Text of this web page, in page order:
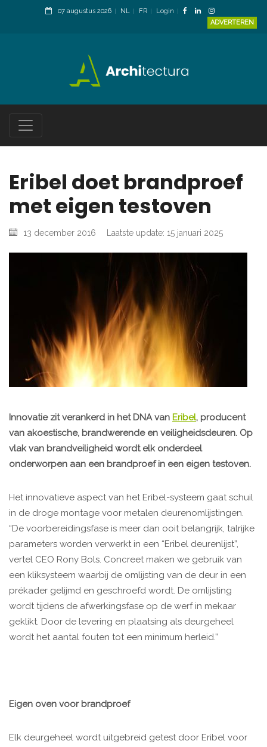
07 augustus 2026 NL FR
Login
ADVERTEREN
Eribel doet brandproef
met eigen testoven
13 december 2016 Laatste update: 15 januari 2025
Innovatie zit verankerd in het DNA van Eribel, producent
van akoestische, brandwerende en veiligheidsdeuren. Op
vlak van brandveiligheid wordt elk onderdeel
onderworpen aan een brandproef in een eigen testoven.
Het innovatieve aspect van het Eribel-systeem gaat schuil
in de droge montage voor metalen deurenomlijstingen.
“De voorbereidingsfase is meer dan ooit belangrijk, talrijke
parameters worden verwerkt in een “Eribel deurenlijst”,
vertel CEO Rony Bols. Concreet maken we gebruik van
een kliksysteem waarbij de omlijsting van de deur in een
prékader gelijmd en geschroefd wordt. De omlijsting
wordt tijdens de afwerkingsfase op de werf in mekaar
geklikt. Door de levering en plaatsing als deurgeheel
wordt het aantal fouten tot een minimum herleid.”
Eigen oven voor brandproef
Elk deurgeheel wordt uitgebreid getest door Eribel voor